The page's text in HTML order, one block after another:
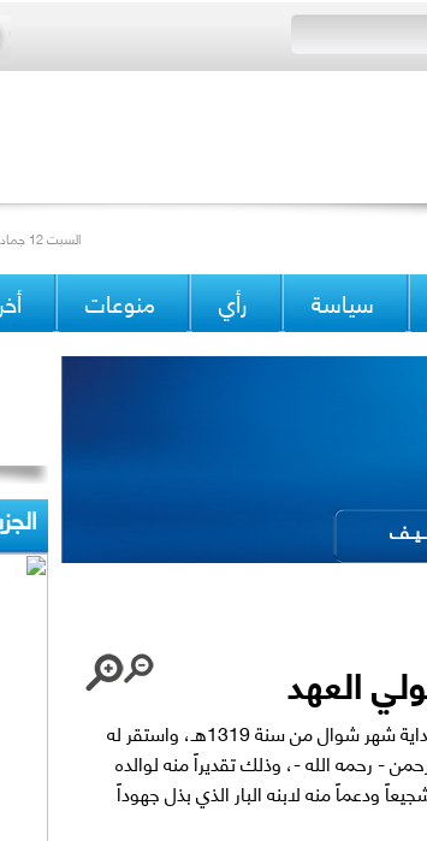
Saturday 12/04/2014 Issue 15171 السبت 12 جمادى الآخرة 1435 العدد
سياسة رأي منوعات
العهد
عندما قام الملك عبد العزيز - رحمه الله - باستعادة الرياض في بداية شهر شوال من سنة 1319هـ، واستقر له
- رحمه الله -، وذلك تقديراً منه لوالده
ودعماً منه لابنه البار الذي بذل جهوداً